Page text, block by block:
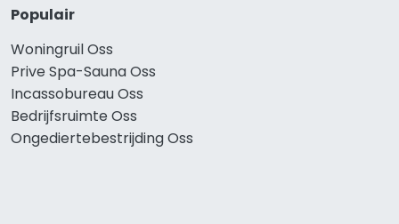
Populair
Woningruil Oss
Prive Spa-Sauna Oss
Incassobureau Oss
Bedrijfsruimte Oss
Ongediertebestrijding Oss